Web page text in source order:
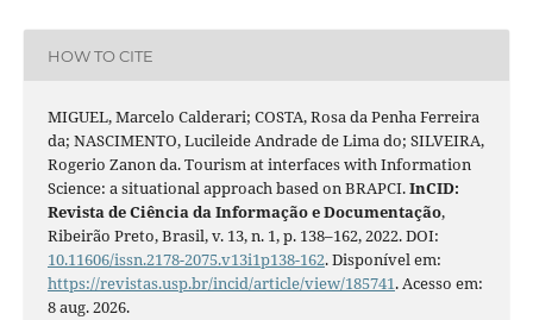
HOW TO CITE
MIGUEL, Marcelo Calderari; COSTA, Rosa da Penha Ferreira
da; NASCIMENTO, Lucileide Andrade de Lima do; SILVEIRA,
Rogerio Zanon da. Tourism at interfaces with Information
Science: a situational approach based on BRAPCI.InCID:
Revista de Ciência da Informação e Documentação,
Ribeirão Preto, Brasil, v. 13, n. 1, p. 138–162, 2022. DOI:
10.11606/issn.2178-2075.v13i1p138-162. Disponível em:
https://revistas.usp.br/incid/article/view/185741. Acesso em:
8 aug. 2026.